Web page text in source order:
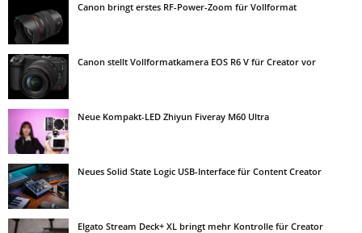
Canon bringt erstes RF-Power-Zoom für Vollformat
Canon stellt Vollformatkamera EOS R6 V für Creator vor
Neue Kompakt-LED Zhiyun Fiveray M60 Ultra
Neues Solid State Logic USB-Interface für Content Creator
Elgato Stream Deck+ XL bringt mehr Kontrolle für Creator